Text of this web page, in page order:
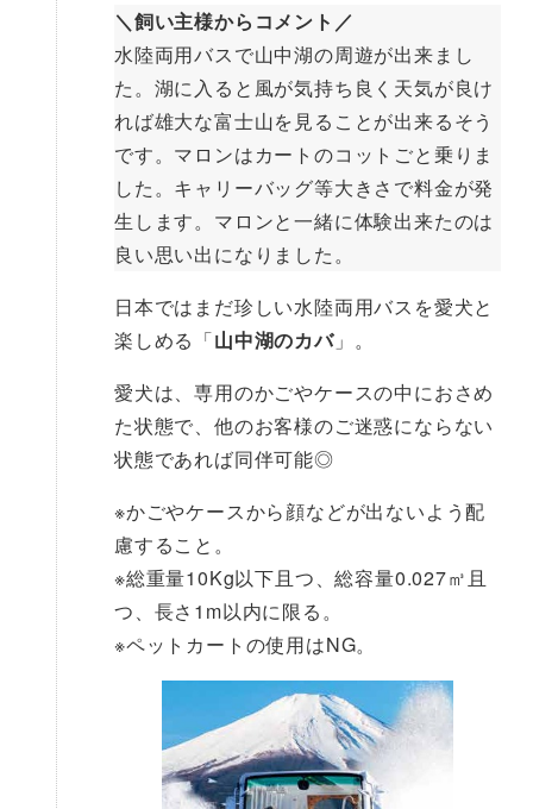
＼飼い主様からコメント／
水陸両用バスで山中湖の周遊が出来まし
た。湖に入ると風が気持ち良く天気が良け
れば雄大な富士山を見ることが出来るそう
です。マロンはカートのコットごと乗りま
した。キャリーバッグ等大きさで料金が発
生します。マロンと一緒に体験出来たのは
良い思い出になりました。
日本ではまだ珍しい水陸両用バスを愛犬と
楽しめる「山中湖のカバ」。
愛犬は、専用のかごやケースの中におさめ
た状態で、他のお客様のご迷惑にならない
状態であれば同伴可能◎
※かごやケースから顔などが出ないよう配
慮すること。
※総重量10Kg以下且つ、総容量0.027㎥且
つ、長さ1m以内に限る。
※ペットカートの使用はNG。